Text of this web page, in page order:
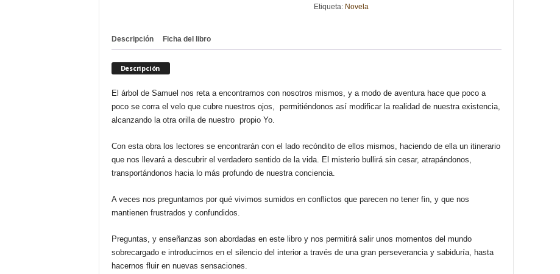
Maria
Etiqueta: Novela
Descripción Ficha del libro
Descripción
El árbol de Samuel nos reta a encontrarnos con nosotros mismos, y a modo de aventura hace que poco a
poco se corra el velo que cubre nuestros ojos, permitiéndonos así modificar la realidad de nuestra existencia,
alcanzando la otra orilla de nuestro propio Yo.
Con esta obra los lectores se encontrarán con el lado recóndito de ellos mismos, haciendo de ella un itinerario
que nos llevará a descubrir el verdadero sentido de la vida. El misterio bullirá sin cesar, atrapándonos,
transportándonos hacia lo más profundo de nuestra conciencia.
A veces nos preguntamos por qué vivimos sumidos en conflictos que parecen no tener fin, y que nos
mantienen frustrados y confundidos.
Preguntas, y enseñanzas son abordadas en este libro y nos permitirá salir unos momentos del mundo
sobrecargado e introducirnos en el silencio del interior a través de una gran perseverancia y sabiduría, hasta
hacernos fluir en nuevas sensaciones.